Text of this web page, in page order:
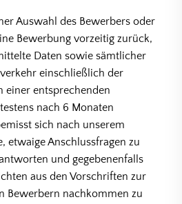
Auswahl des Bewerbers oder
Bewerbung vorzeitig zurück,
Daten sowie sämtlicher
einschließlich der
einer entsprechenden
nach 6 Monaten
sich nach unserem
etwaige Anschlussfragen zu
und gegebenenfalls
aus den Vorschriften zur
Bewerbern nachkommen zu